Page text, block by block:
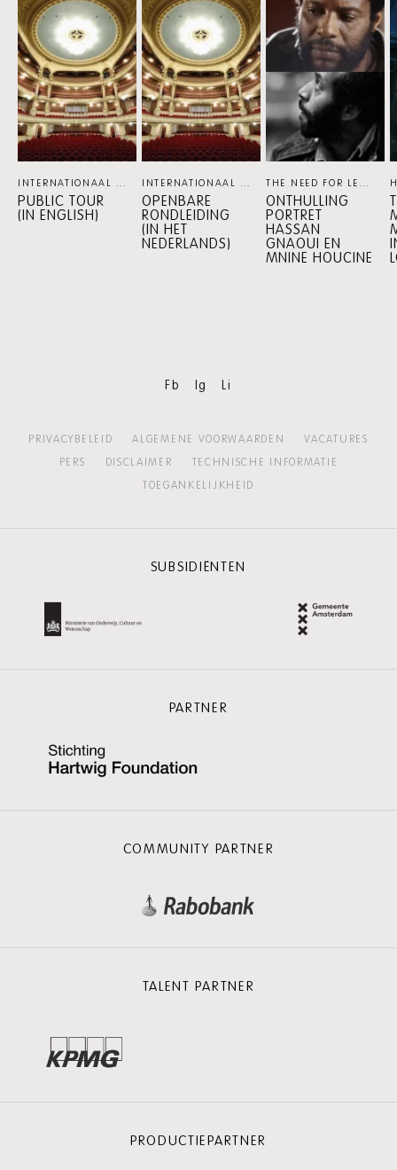
MEER
PERSPECTIEF
INTERNATIONAAL THEATER AMSTERDAM PERSPECTIEF
PUBLIC TOUR
(IN ENGLISH)
INTERNATIONAAL THEATER AMSTERDAM
OPENBARE
RONDLEIDING
(IN HET
NEDERLANDS)
THE NEED FOR LEGACY / INTERNATIONAAL THEATER AMSTERDAM / NEDERLANDS THEATER FESTIVAL
ONTHULLING
PORTRET
HASSAN
GNAOUI EN
MNINE HOUCINE
Fb Ig Li
PRIVACYBELEID ALGEMENE VOORWAARDEN
VACATURES
PERS
DISCLAIMER
TECHNISCHE INFORMATIE
TOEGANKELIJKHEID
SUBSIDIËNTEN
PARTNER
COMMUNITY PARTNER
TALENT PARTNER
PRODUCTIEPARTNER